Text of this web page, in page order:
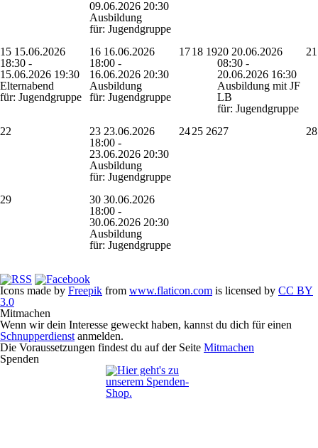
09.06.2026 20:30
Ausbildung
für: Jugendgruppe
15 15.06.2026
18:30 -
15.06.2026 19:30
Elternabend
für: Jugendgruppe
16 16.06.2026
18:00 -
16.06.2026 20:30
Ausbildung
für: Jugendgruppe
1718 1920 20.06.2026
08:30 -
20.06.2026 16:30
Ausbildung mit JF
LB
für: Jugendgruppe
21
22 23 23.06.2026
18:00 -
23.06.2026 20:30
Ausbildung
für: Jugendgruppe
2425 2627 28
29 30 30.06.2026
18:00 -
30.06.2026 20:30
Ausbildung
für: Jugendgruppe
Icons made by Freepik from www.flaticon.com is licensed by CC BY
3.0
Mitmachen
Wenn wir dein Interesse geweckt haben, kannst du dich für einen
Schnupperdienst anmelden.
Die Voraussetzungen findest du auf der Seite Mitmachen
Spenden